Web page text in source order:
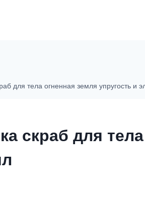
для тела огненная земля упругость и
скраб для